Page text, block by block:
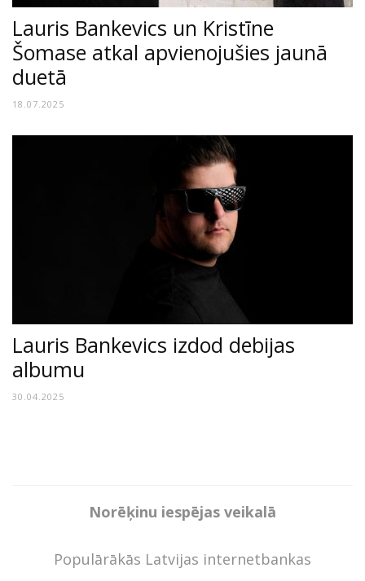
Lauris Bankevics un Kristīne
Šomase atkal apvienojušies jaunā
duetā
18.07.2025
Lauris Bankevics izdod debijas
albumu
30.04.2025
Norēķinu iespējas veikalā
Populārākās Latvijas internetbankas